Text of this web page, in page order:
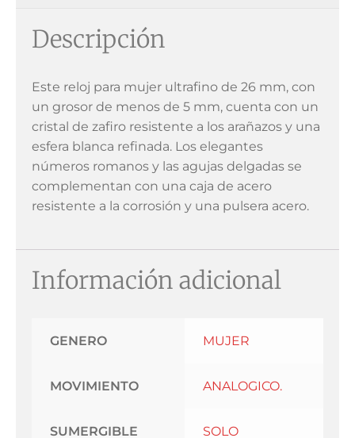
Descripción
Este reloj para mujer ultrafino de 26 mm, con
un grosor de menos de 5 mm, cuenta con un
cristal de zafiro resistente a los arañazos y una
esfera blanca refinada. Los elegantes
números romanos y las agujas delgadas se
complementan con una caja de acero
resistente a la corrosión y una pulsera acero.
Información adicional
GENERO MUJER
MOVIMIENTO ANALOGICO.
SUMERGIBLE SOLO